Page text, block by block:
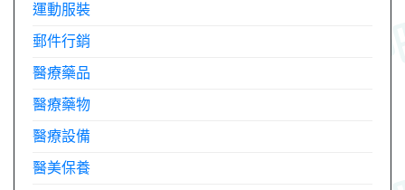
運動服裝
郵件行銷
醫療藥品
醫療藥物
醫療設備
醫美保養